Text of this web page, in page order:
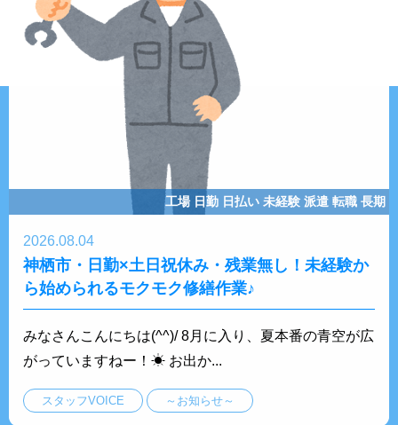
工場 日勤 日払い 未経験 派遣 転職 長期
2026.08.04
神栖市・日勤×土日祝休み・残業無し！未経験か
ら始められるモクモク修繕作業♪
みなさんこんにちは(^^)/ 8月に入り、夏本番の青空が広
がっていますねー！☀ お出か...
スタッフVOICE ～お知らせ～